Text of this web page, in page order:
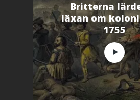
t
n
y
t
t
f
ö
n
s
t
e
r
)
Britterna
läxan om
1755